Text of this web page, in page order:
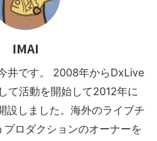
IMAI
井です。 2008年からDxLive
て活動を開始して2012年に
設しました。海外のライブチ
プロダクションのオーナーを